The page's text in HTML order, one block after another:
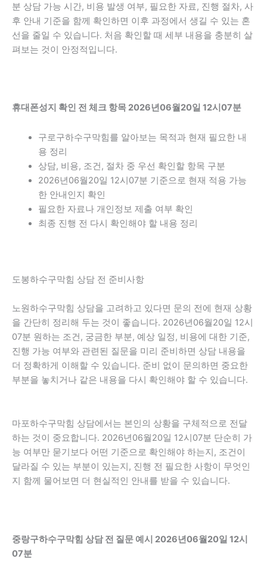
분 상담 가능 시간, 비용 발생 여부, 필요한 자료, 진행 절차, 사
후 안내 기준을 함께 확인하면 이후 과정에서 생길 수 있는 혼
선을 줄일 수 있습니다. 처음 확인할 때 세부 내용을 충분히 살
펴보는 것이 안정적입니다.
휴대폰성지 확인 전 체크 항목 2026년06월20일 12시07분
구로구하수구막힘를 알아보는 목적과 현재 필요한 내
용 정리
상담, 비용, 조건, 절차 중 우선 확인할 항목 구분
2026년06월20일 12시07분 기준으로 현재 적용 가능
한 안내인지 확인
필요한 자료나 개인정보 제출 여부 확인
최종 진행 전 다시 확인해야 할 내용 정리
도봉하수구막힘 상담 전 준비사항
노원하수구막힘 상담을 고려하고 있다면 문의 전에 현재 상황
을 간단히 정리해 두는 것이 좋습니다. 2026년06월20일 12시
07분 원하는 조건, 궁금한 부분, 예상 일정, 비용에 대한 기준,
진행 가능 여부와 관련된 질문을 미리 준비하면 상담 내용을
더 정확하게 이해할 수 있습니다. 준비 없이 문의하면 중요한
부분을 놓치거나 같은 내용을 다시 확인해야 할 수 있습니다.
마포하수구막힘 상담에서는 본인의 상황을 구체적으로 전달
하는 것이 중요합니다. 2026년06월20일 12시07분 단순히 가
능 여부만 묻기보다 어떤 기준으로 확인해야 하는지, 조건이
달라질 수 있는 부분이 있는지, 진행 전 필요한 사항이 무엇인
지 함께 물어보면 더 현실적인 안내를 받을 수 있습니다.
중랑구하수구막힘 상담 전 질문 예시 2026년06월20일 12시
07분